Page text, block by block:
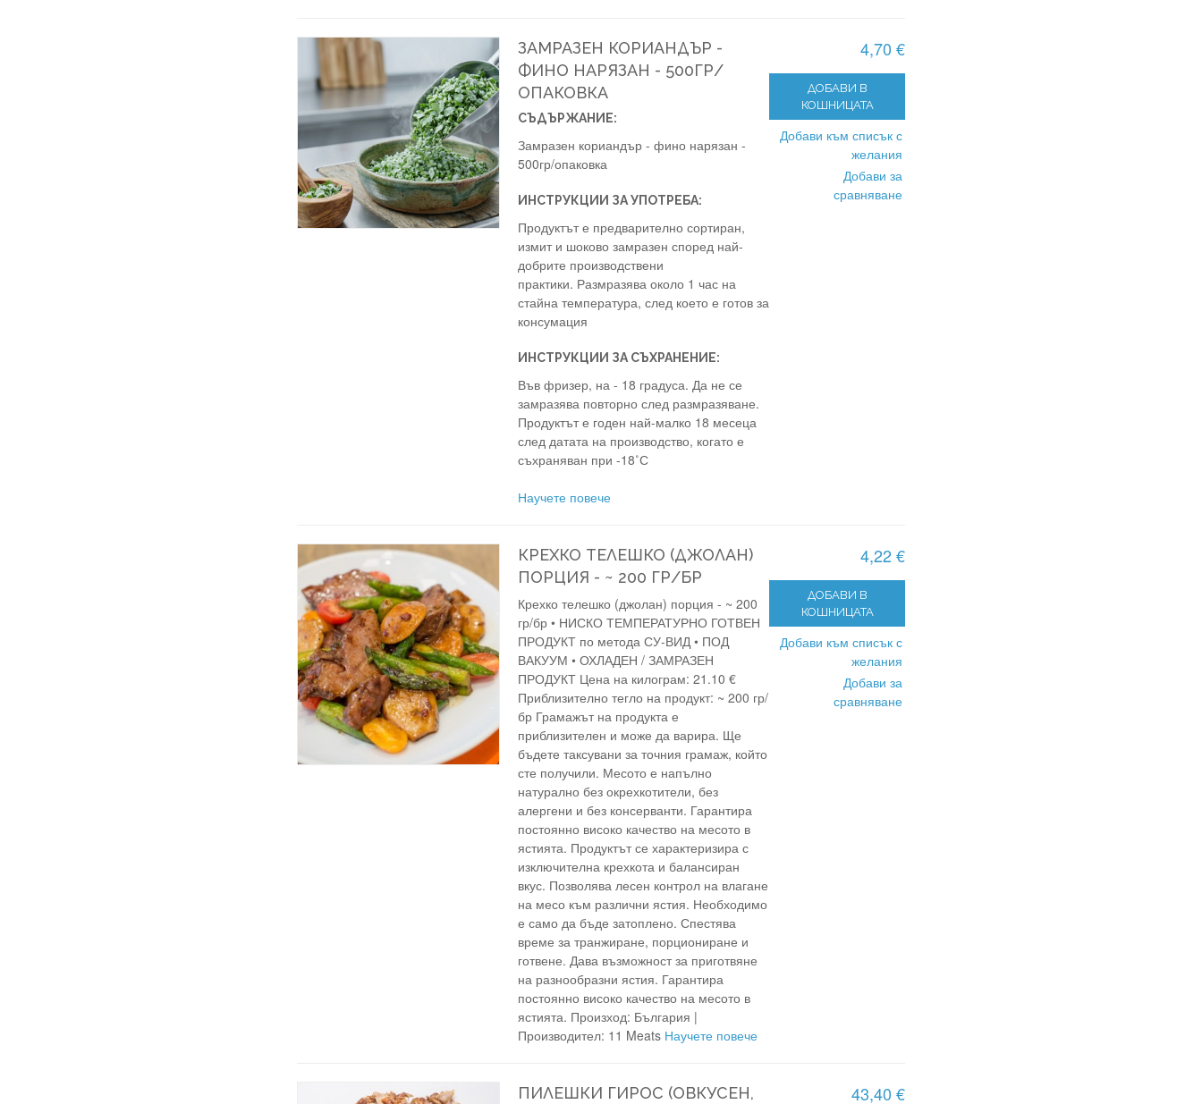
ЗАМРАЗЕН КОРИАНДЪР -
ФИНО НАРЯЗАН - 500ГР/
ОПАКОВКА
4,70 €
ДОБАВИ В
КОШНИЦАТА
Добави към списък с
желания
Добави за
сравняване
СЪДЪРЖАНИЕ:
Замразен кориандър - фино нарязан -
500гр/опаковка
ИНСТРУКЦИИ ЗА УПОТРЕБА:
Продуктът е предварително сортиран,
измит и шоково замразен според най-
добрите производствени
практики. Размразява около 1 час на
стайна температура, след което е готов за
консумация
ИНСТРУКЦИИ ЗА СЪХРАНЕНИЕ:
Във фризер, на - 18 градуса. Да не се
замразява повторно след размразяване.
Продуктът е годен най-малко 18 месеца
след датата на производство, когато е
съхраняван при -18˚С
Научете повече
КРЕХКО ТЕЛЕШКО (ДЖОЛАН)
ПОРЦИЯ - ~ 200 ГР/БР
4,22 €
ДОБАВИ В
КОШНИЦАТА
Добави към списък с
желания
Добави за
сравняване
Крехко телешко (джолан) порция - ~ 200
гр/бр • НИСКО ТЕМПЕРАТУРНО ГОТВЕН
ПРОДУКТ по метода СУ-ВИД • ПОД
ВАКУУМ • ОХЛАДЕН / ЗАМРАЗЕН
ПРОДУКТ Цена на килограм: 21.10 €
Приблизително тегло на продукт: ~ 200 гр/
бр Грамажът на продукта е
приблизителен и може да варира. Ще
бъдете таксувани за точния грамаж, който
сте получили. Месото е напълно
натурално без окрехкотители, без
алергени и без консерванти. Гарантира
постоянно високо качество на месото в
ястията. Продуктът се характеризира с
изключителна крехкота и балансиран
вкус. Позволява лесен контрол на влагане
на месо към различни ястия. Необходимо
е само да бъде затоплено. Спестява
време за транжиране, порциониране и
готвене. Дава възможност за приготвяне
на разнообразни ястия. Гарантира
постоянно високо качество на месото в
ястията. Произход: България |
Производител: 11 Meats Научете повече
ПИЛЕШКИ ГИРОС (ОВКУСЕН, 43,40 €